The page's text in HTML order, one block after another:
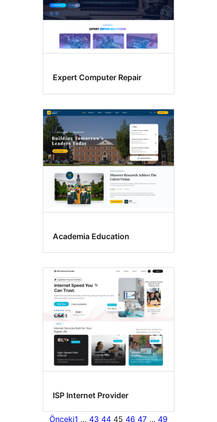
Expert Computer Repair
Academia Education
ISP Internet Provider
Önceki1 … 43 44 45 46 47 … 49